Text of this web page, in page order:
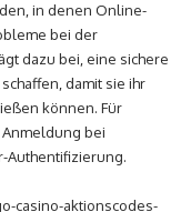
in denen Online-
bei der
dazu bei, eine sichere
damit sie ihr
können. Für
bei
Authentifizierung.
casino-aktionscodes-